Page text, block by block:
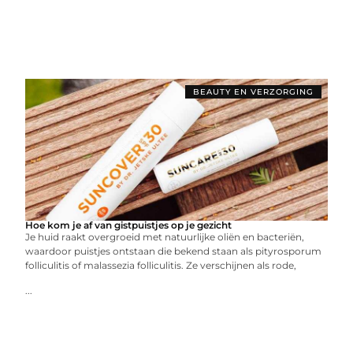
BEAUTY EN VERZORGING
Hoe kom je af van gistpuistjes op je gezicht
Je huid raakt overgroeid met natuurlijke oliën en bacteriën,
waardoor puistjes ontstaan die bekend staan als pityrosporum
folliculitis of malassezia folliculitis. Ze verschijnen als rode,
...